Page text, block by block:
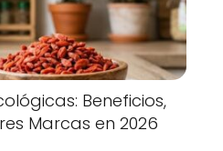
Beneficios,
Marcas en 2026